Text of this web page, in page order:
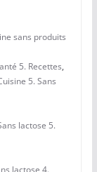
sans produits
5. Recettes,
5. Sans
lactose 5.
lactose 4.